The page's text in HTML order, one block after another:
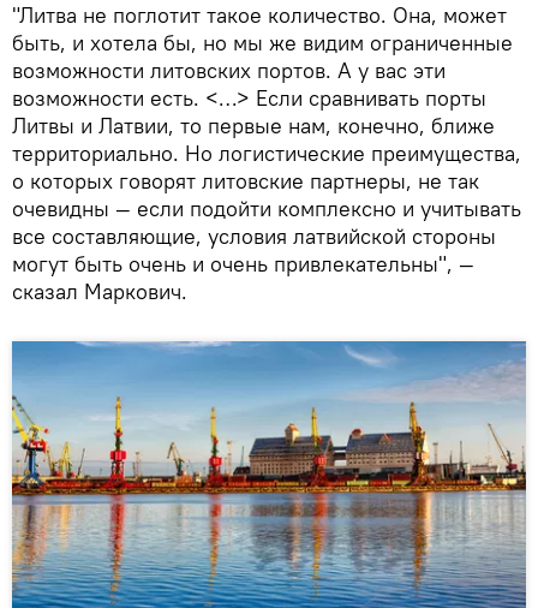
"Литва не поглотит такое количество. Она, может
быть, и хотела бы, но мы же видим ограниченные
возможности литовских портов. А у вас эти
возможности есть. <…> Если сравнивать порты
Литвы и Латвии, то первые нам, конечно, ближе
территориально. Но логистические преимущества,
о которых говорят литовские партнеры, не так
очевидны — если подойти комплексно и учитывать
все составляющие, условия латвийской стороны
могут быть очень и очень привлекательны", —
сказал Маркович.